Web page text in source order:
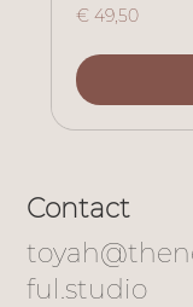
49,50
euro
€ 49,50
ful.studio
Contact